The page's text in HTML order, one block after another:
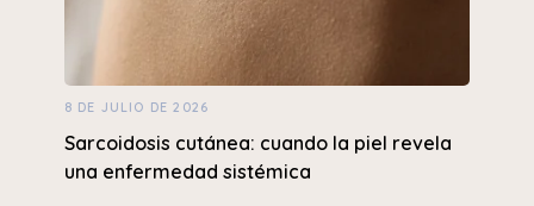
8 DE JULIO DE 2026
Sarcoidosis cutánea: cuando la piel revela
una enfermedad sistémica